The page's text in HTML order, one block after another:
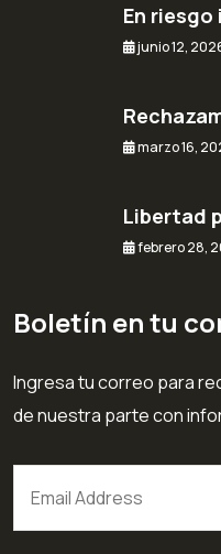
En
junio 12,
marzo 16,
Libertad
febrero 28,
Boletín en tu
Ingresa tu correo para
de nuestra parte con